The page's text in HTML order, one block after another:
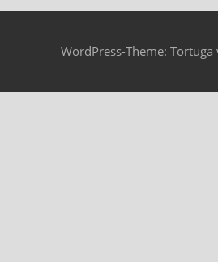
WordPress-Theme: Tortuga